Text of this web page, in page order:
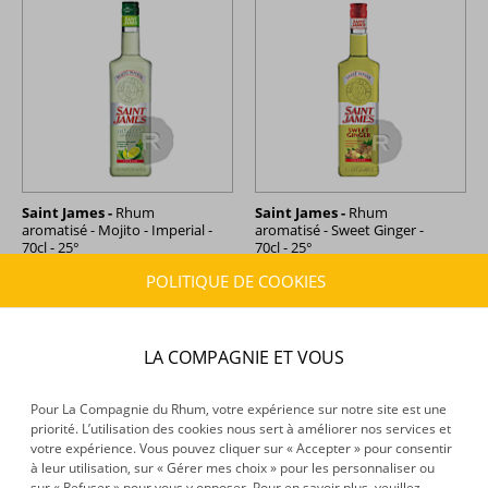
Saint James - Rhum
aromatisé - Mojito - Imperial -
70cl - 25°
+
Saint James - Rhum
aromatisé - Sweet Ginger -
70cl - 25°
+
19,91 €TTC
POLITIQUE DE COOKIES
LA COMPAGNIE ET VOUS
Pour La Compagnie du Rhum, votre expérience sur notre site est une
priorité. L’utilisation des cookies nous sert à améliorer nos services et
votre expérience. Vous pouvez cliquer sur « Accepter » pour consentir
à leur utilisation, sur « Gérer mes choix » pour les personnaliser ou